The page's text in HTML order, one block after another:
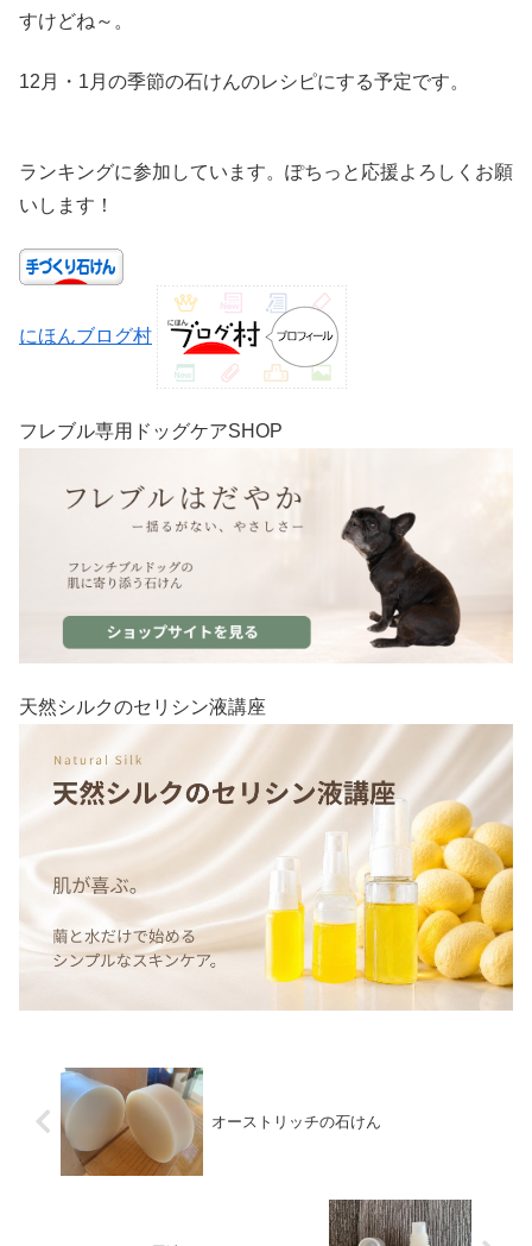
すけどね～。
12月・1月の季節の石けんのレシピにする予定です。
ランキングに参加しています。ぽちっと応援よろしくお願
いします！
にほんブログ村
フレブル専用ドッグケアSHOP
天然シルクのセリシン液講座
オーストリッチの石けん